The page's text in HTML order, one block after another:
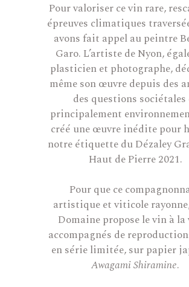
Pour valoriser ce vin rare,
épreuves climatiques
avons fait appel au peintre
Garo. L’artiste de Nyon,
plasticien et photographe,
même son œuvre depuis des
des questions sociétales
principalement
créé une œuvre inédite pour
notre étiquette du Dézaley
Haut de Pierre 2021.
Pour que ce
artistique et viticole
Domaine propose le vin à la
accompagnés de
en série limitée, sur papier
Awagami Shiramine.